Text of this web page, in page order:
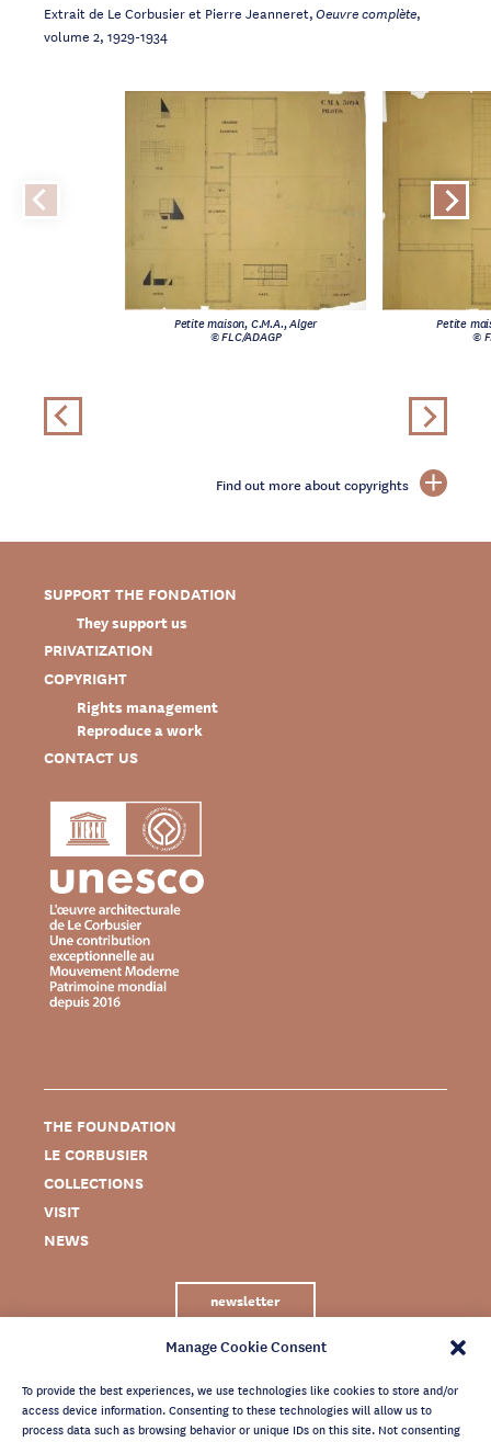
Manage Cookie Consent
To provide the best experiences, we use technologies like cookies to store and/or
access device information. Consenting to these technologies will allow us to
process data such as browsing behavior or unique IDs on this site. Not consenting
Extrait de Le Corbusier et Pierre Jeanneret,Oeuvre complète,
volume 2, 1929-1934
Petite maison, C.M.A., Alger
© FLC/ADAGP
Petite
©
Find out more about copyrights
SUPPORT THE FONDATION
They support us
PRIVATIZATION
COPYRIGHT
Rights management
Reproduce a work
CONTACT US
THE FOUNDATION
LE CORBUSIER
COLLECTIONS
VISIT
NEWS
newsletter